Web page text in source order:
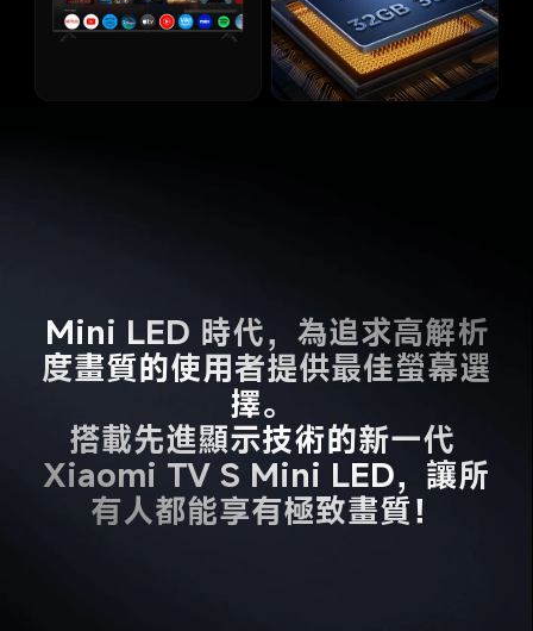
Mini LED 時代，為追求高解析
度畫質的使用者提供最佳螢幕選
擇。
搭載先進顯示技術的新一代
Xiaomi TV S Mini LED，讓所